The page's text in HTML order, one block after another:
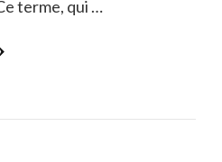
terme, qui …